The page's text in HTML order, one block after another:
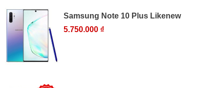
Samsung Note 10 Plus Likenew
5.750.000 ₫